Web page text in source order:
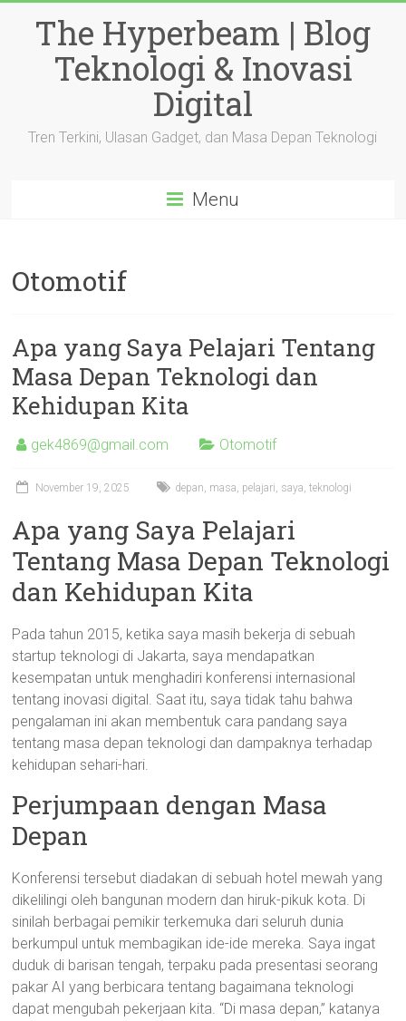
contentThe Hyperbeam | Blog
Teknologi & Inovasi
Digital
Tren Terkini, Ulasan Gadget, dan Masa Depan Teknologi
Menu
Otomotif
Apa yang Saya Pelajari Tentang
Masa Depan Teknologi dan
Kehidupan Kita
gek4869@gmail.com Otomotif
November 19, 2025 depan, masa, pelajari, saya,teknologi
Apa yang Saya Pelajari
Tentang Masa Depan Teknologi
dan Kehidupan Kita
Pada tahun 2015, ketika saya masih bekerja di sebuah
startup teknologi di Jakarta, saya mendapatkan
kesempatan untuk menghadiri konferensi internasional
tentang inovasi digital. Saat itu, saya tidak tahu bahwa
pengalaman ini akan membentuk cara pandang saya
tentang masa depan teknologi dan dampaknya terhadap
kehidupan sehari-hari.
Perjumpaan dengan Masa
Depan
Konferensi tersebut diadakan di sebuah hotel mewah yang
dikelilingi oleh bangunan modern dan hiruk-pikuk kota. Di
sinilah berbagai pemikir terkemuka dari seluruh dunia
berkumpul untuk membagikan ide-ide mereka. Saya ingat
duduk di barisan tengah, terpaku pada presentasi seorang
pakar AI yang berbicara tentang bagaimana teknologi
dapat mengubah pekerjaan kita. “Di masa depan,” katanya